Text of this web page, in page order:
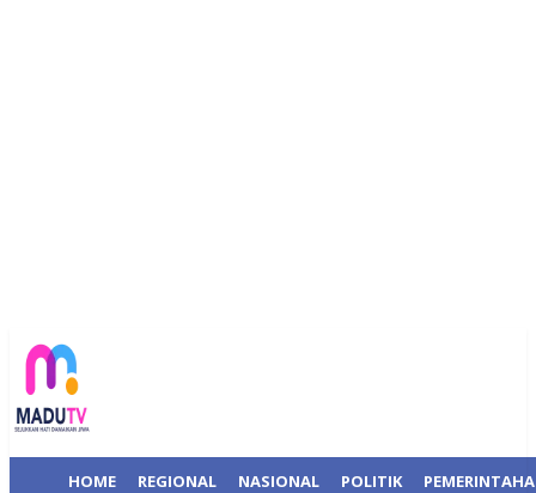
HOME REGIONAL NASIONAL POLITIK